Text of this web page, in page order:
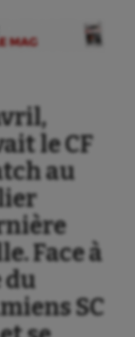
le CF
au
Face à
du
SC